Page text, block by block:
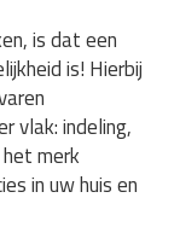
is dat een
is! Hierbij
vlak: indeling,
merk
in uw huis en